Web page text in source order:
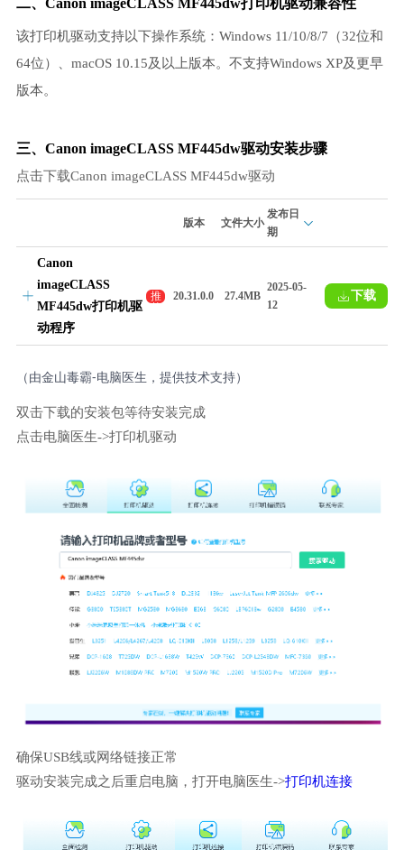
二、Canon imageCLASS MF445dw打印机驱动兼容性
该打印机驱动支持以下操作系统：Windows 11/10/8/7（32位和
64位）、macOS 10.15及以上版本。不支持Windows XP及更早
版本。
三、Canon imageCLASS MF445dw驱动安装步骤
点击下载Canon imageCLASS MF445dw驱动
版本 文件大小
发布日
期
Canon
imageCLASS
MF445dw打印机驱
动程序
推
荐
20.31.0.0 27.4MB
2025-05-
12
下载
（由金山毒霸-电脑医生，提供技术支持）
双击下载的安装包等待安装完成
点击电脑医生->打印机驱动
确保USB线或网络链接正常
驱动安装完成之后重启电脑，打开电脑医生->打印机连接